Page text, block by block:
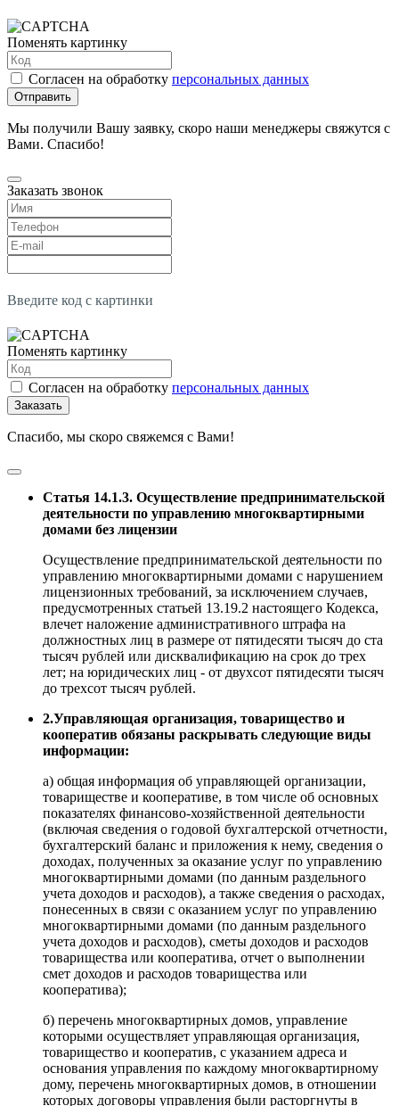
Поменять картинку
Согласен на обработку персональных данных
Отправить
Мы получили Вашу заявку, скоро наши менеджеры свяжутся с
Вами. Спасибо!
Заказать звонок
Введите код с картинки
Поменять картинку
Согласен на обработку персональных данных
Заказать
Спасибо, мы скоро свяжемся с Вами!
Статья 14.1.3. Осуществление предпринимательской
деятельности по управлению многоквартирными
домами без лицензии
Осуществление предпринимательской деятельности по
управлению многоквартирными домами с нарушением
лицензионных требований, за исключением случаев,
предусмотренных статьей 13.19.2 настоящего Кодекса,
влечет наложение административного штрафа на
должностных лиц в размере от пятидесяти тысяч до ста
тысяч рублей или дисквалификацию на срок до трех
лет; на юридических лиц - от двухсот пятидесяти тысяч
до трехсот тысяч рублей.
2.Управляющая организация, товарищество и
кооператив обязаны раскрывать следующие виды
информации:
а) общая информация об управляющей организации,
товариществе и кооперативе, в том числе об основных
показателях финансово-хозяйственной деятельности
(включая сведения о годовой бухгалтерской отчетности,
бухгалтерский баланс и приложения к нему, сведения о
доходах, полученных за оказание услуг по управлению
многоквартирными домами (по данным раздельного
учета доходов и расходов), а также сведения о расходах,
понесенных в связи с оказанием услуг по управлению
многоквартирными домами (по данным раздельного
учета доходов и расходов), сметы доходов и расходов
товарищества или кооператива, отчет о выполнении
смет доходов и расходов товарищества или
кооператива);
б) перечень многоквартирных домов, управление
которыми осуществляет управляющая организация,
товарищество и кооператив, с указанием адреса и
основания управления по каждому многоквартирному
дому, перечень многоквартирных домов, в отношении
которых договоры управления были расторгнуты в